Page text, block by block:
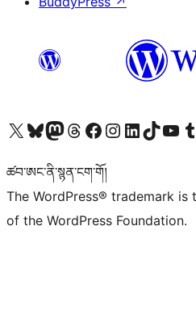
Visit our X (formerly Twitter) account
Visit our Bluesky account
Visit our Mastodon account
Visit our Threads account
Visit our Facebook page
Visit our Instagram account
Visit our LinkedIn account
Visit our TikTok
Visit our
ཚབ་ཨང་ནི་སྙན་ངག་གོ།
The WordPress® trademark
of the WordPress Foundation.